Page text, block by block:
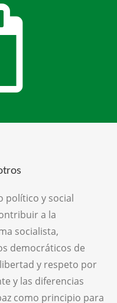
político y social
a la
socialista,
democráticos de
y respeto por
y las diferencias
como principio para